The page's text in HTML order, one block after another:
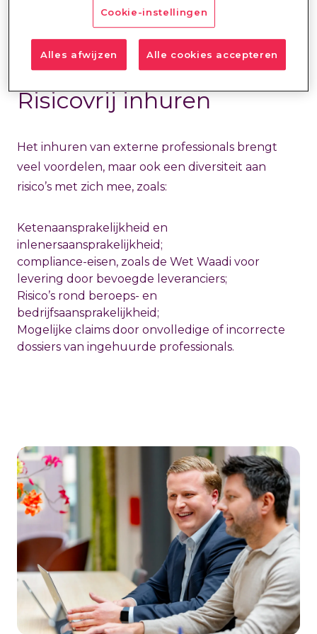
Risicovrij inhuren
Het inhuren van externe professionals brengt
veel voordelen, maar ook een diversiteit aan
risico’s met zich mee, zoals:
Ketenaansprakelijkheid en
inlenersaansprakelijkheid;
compliance-eisen, zoals de Wet Waadi voor
levering door bevoegde leveranciers;
Risico’s rond beroeps- en
bedrijfsaansprakelijkheid;
Mogelijke claims door onvolledige of incorrecte
dossiers van ingehuurde professionals.
Cookie-instellingen
Alles afwijzen Alle cookies accepteren